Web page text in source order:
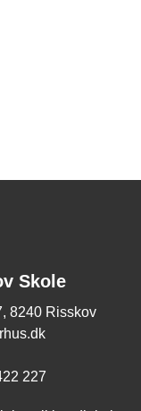
Skole
8240 Risskov
227